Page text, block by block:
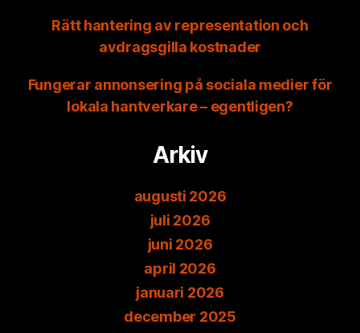
Rätt hantering av representation och
avdragsgilla kostnader
Fungerar annonsering på sociala medier för
lokala hantverkare – egentligen?
Arkiv
augusti 2026
juli 2026
juni 2026
april 2026
januari 2026
december 2025